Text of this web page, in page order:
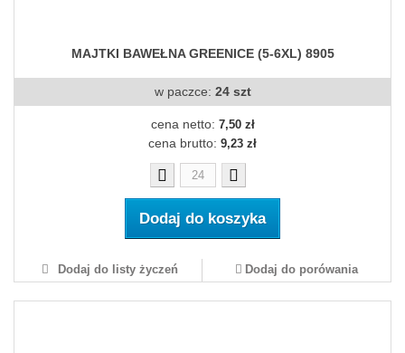
MAJTKI BAWEŁNA GREENICE (5-6XL) 8905
w paczce: 24 szt
cena netto: 7,50 zł
cena brutto: 9,23 zł
Dodaj do koszyka
Dodaj do listy życzeń Dodaj do porówania